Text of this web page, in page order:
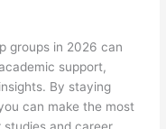
groups in 2026 can
support,
By staying
can make the most